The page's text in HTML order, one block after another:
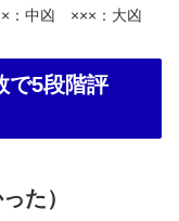
中凶 ×××：大凶
で5段階評
た）